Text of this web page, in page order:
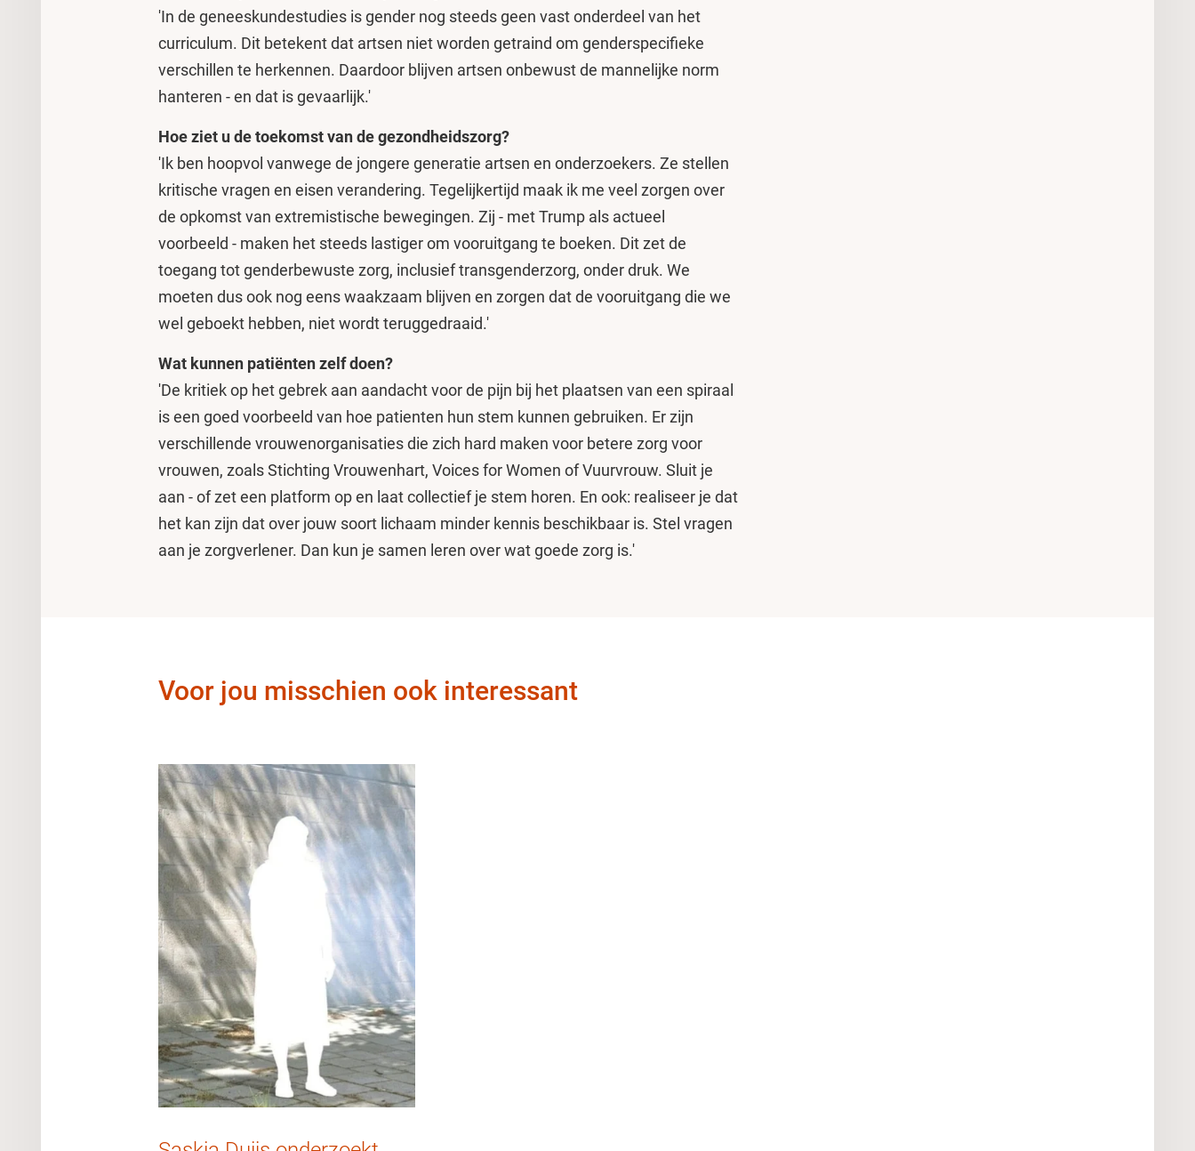
'In de geneeskundestudies is gender nog steeds geen vast onderdeel van het
curriculum. Dit betekent dat artsen niet worden getraind om genderspecifieke
verschillen te herkennen. Daardoor blijven artsen onbewust de mannelijke norm
hanteren - en dat is gevaarlijk.'
Hoe ziet u de toekomst van de gezondheidszorg?
'Ik ben hoopvol vanwege de jongere generatie artsen en onderzoekers. Ze stellen
kritische vragen en eisen verandering. Tegelijkertijd maak ik me veel zorgen over
de opkomst van extremistische bewegingen. Zij - met Trump als actueel
voorbeeld - maken het steeds lastiger om vooruitgang te boeken. Dit zet de
toegang tot genderbewuste zorg, inclusief transgenderzorg, onder druk. We
moeten dus ook nog eens waakzaam blijven en zorgen dat de vooruitgang die we
wel geboekt hebben, niet wordt teruggedraaid.'
Wat kunnen patiënten zelf doen?
'De kritiek op het gebrek aan aandacht voor de pijn bij het plaatsen van een spiraal
is een goed voorbeeld van hoe patienten hun stem kunnen gebruiken. Er zijn
verschillende vrouwenorganisaties die zich hard maken voor betere zorg voor
vrouwen, zoals Stichting Vrouwenhart, Voices for Women of Vuurvrouw. Sluit je
aan - of zet een platform op en laat collectief je stem horen. En ook: realiseer je dat
het kan zijn dat over jouw soort lichaam minder kennis beschikbaar is. Stel vragen
aan je zorgverlener. Dan kun je samen leren over wat goede zorg is.'
Voor jou misschien ook interessant